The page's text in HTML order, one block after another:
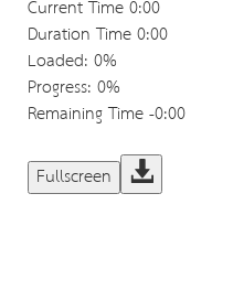
Current Time0:00
Duration Time0:00
Loaded: 0%
Progress: 0%
Remaining Time-0:00
Fullscreen